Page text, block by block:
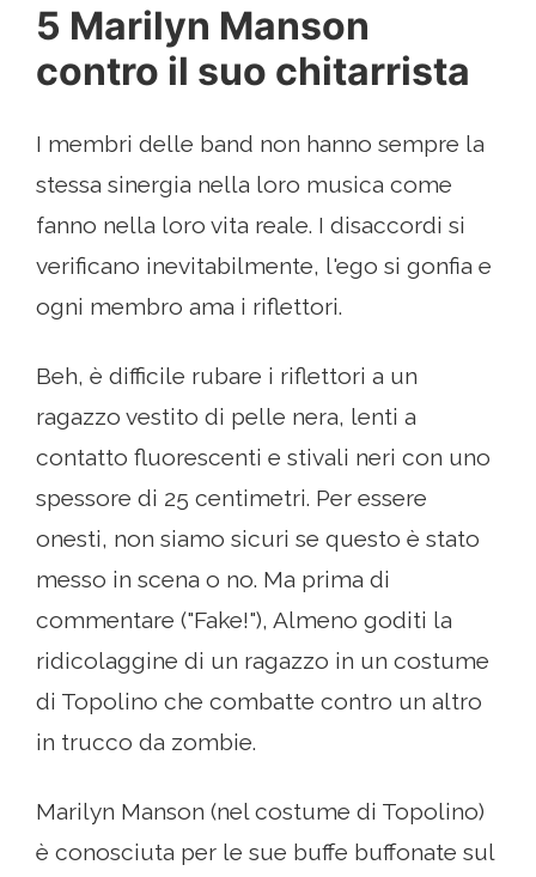
5 Marilyn Manson
contro il suo chitarrista
I membri delle band non hanno sempre la
stessa sinergia nella loro musica come
fanno nella loro vita reale. I disaccordi si
verificano inevitabilmente, l'ego si gonfia e
ogni membro ama i riflettori.
Beh, è ​​difficile rubare i riflettori a un
ragazzo vestito di pelle nera, lenti a
contatto fluorescenti e stivali neri con uno
spessore di 25 centimetri. Per essere
onesti, non siamo sicuri se questo è stato
messo in scena o no. Ma prima di
commentare ("Fake!"), Almeno goditi la
ridicolaggine di un ragazzo in un costume
di Topolino che combatte contro un altro
in trucco da zombie.
Marilyn Manson (nel costume di Topolino)
è conosciuta per le sue buffe buffonate sul